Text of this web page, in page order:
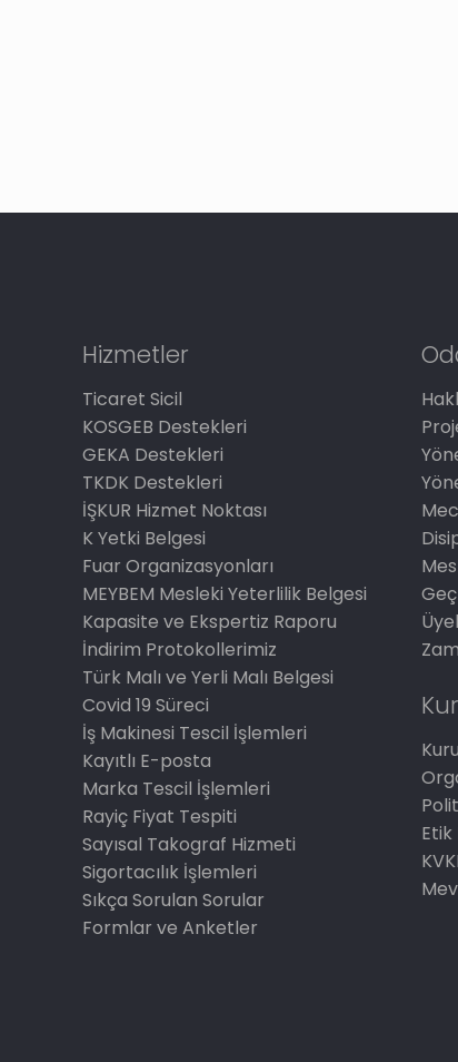
Hizmetler
Ticaret Sicil
KOSGEB Destekleri
GEKA Destekleri
TKDK Destekleri
İŞKUR Hizmet Noktası
K Yetki Belgesi
Fuar Organizasyonları
MEYBEM Mesleki Yeterlilik Belgesi
Kapasite ve Ekspertiz Raporu
İndirim Protokollerimiz
Türk Malı ve Yerli Malı Belgesi
Covid 19 Süreci
İş Makinesi Tescil İşlemleri
Kayıtlı E-posta
Marka Tescil İşlemleri
Rayiç Fiyat Tespiti
Sayısal Takograf Hizmeti
Sigortacılık İşlemleri
Sıkça Sorulan Sorular
Formlar ve Anketler